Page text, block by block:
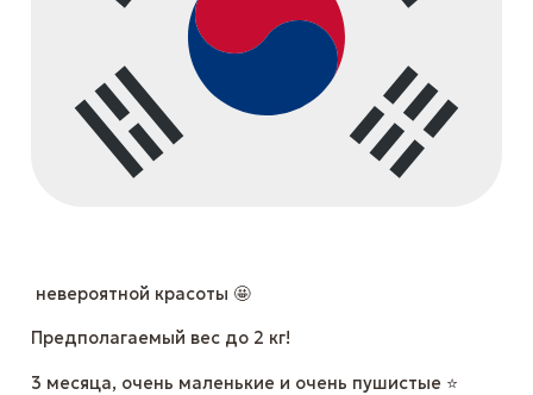
невероятной красоты 🤩
Предполагаемый вес до 2 кг!
3 месяца, очень маленькие и очень пушистые ⭐️